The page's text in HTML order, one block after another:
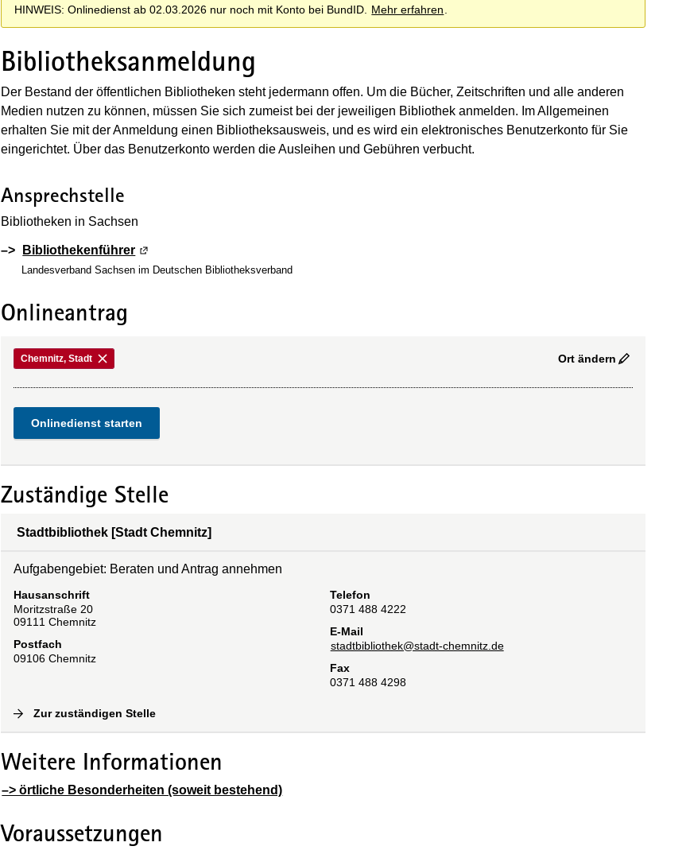
HINWEIS: Onlinedienst ab 02.03.2026 nur noch mit Konto bei BundID. Mehr erfahren
Bibliotheksanmeldung
Der Bestand der öffentlichen Bibliotheken steht jedermann offen. Um die Bücher, Zeitschriften und alle anderen
Medien nutzen zu können, müssen Sie sich zumeist bei der jeweiligen Bibliothek anmelden. Im Allgemeinen
erhalten Sie mit der Anmeldung einen Bibliotheksausweis, und es wird ein elektronisches Benutzerkonto für Sie
eingerichtet. Über das Benutzerkonto werden die Ausleihen und Gebühren verbucht.
Ansprechstelle
Bibliotheken in Sachsen
–> Bibliothekenführer (Wird in einem neuen Fenster geöffnet)
Landesverband Sachsen im Deutschen Bibliotheksverband
Onlineantrag
Chemnitz, Stadt Ort ändern
Onlinedienst starten
Zuständige Stelle
Stadtbibliothek [Stadt Chemnitz]
Aufgabengebiet: Beraten und Antrag annehmen
Hausanschrift
Moritzstraße 20
09111 Chemnitz
Postfach
09106 Chemnitz
Telefon
0371 488 4222
E-Mail
stadtbibliothek@stadt-chemnitz.de
Fax
0371 488 4298
Zur zuständigen Stelle
Weitere Informationen
–> örtliche Besonderheiten (soweit bestehend)
Voraussetzungen